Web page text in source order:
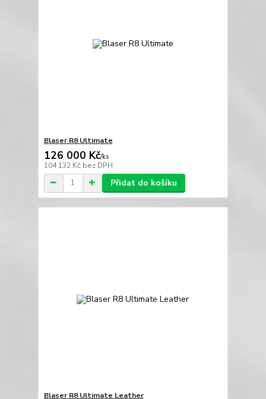
Blaser R8 Ultimate
126 000 Kč/ks
104 132 Kč bez DPH
Přidat do košíku
Blaser R8 Ultimate Leather